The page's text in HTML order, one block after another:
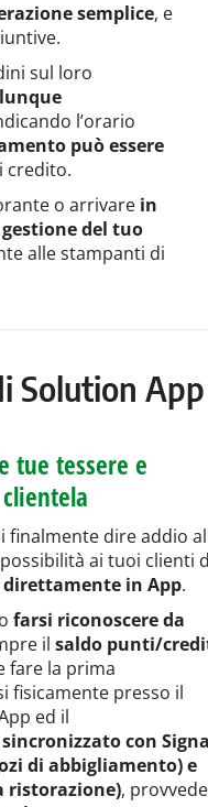
semplice, e
sul loro
l’orario
può essere
credito.
o arrivare in
del tuo
alle stampanti di
Solution App
tue tessere e
finalmente dire addio
ai tuoi clienti
direttamente in App.
farsi riconoscere da
ilsaldo punti/
fare la prima
fisicamente presso il
ed il
con Signa
di abbigliamento) e
ristorazione),